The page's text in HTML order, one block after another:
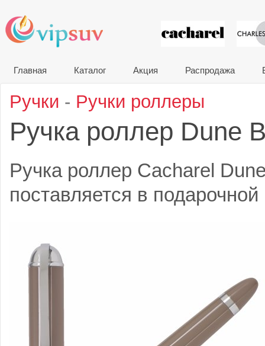
VIP
Главная Каталог Акция Распродажа
Ручки - Ручки роллеры
Ручка роллер Dune
Ручка роллер Cacharel
поставляется в